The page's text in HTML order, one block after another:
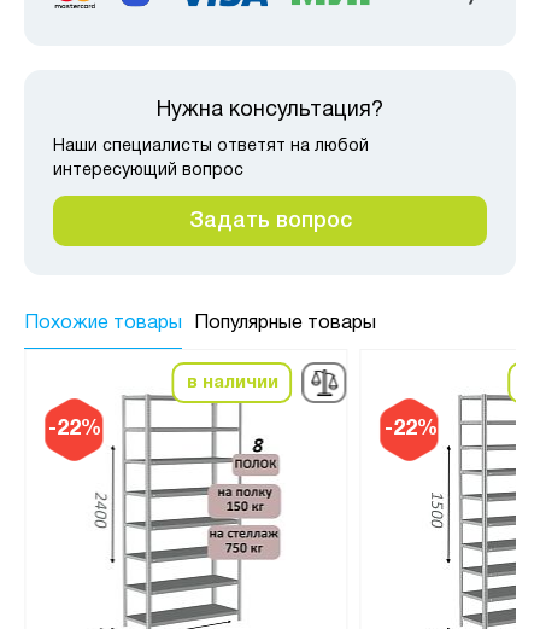
Нужна консультация?
Наши специалисты ответят на любой
интересующий вопрос
Задать вопрос
Похожие товары Популярные товары
-22%
в наличии
-22%